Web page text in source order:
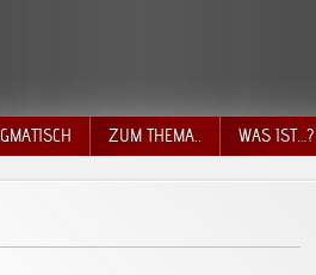
ZUM THEMA.. WAS IST…?